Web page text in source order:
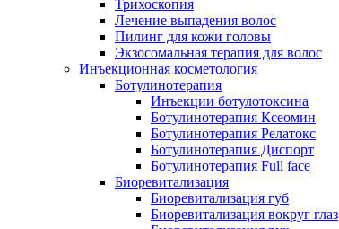
Трихоскопия
Лечение выпадения волос
Пилинг для кожи головы
Экзосомальная терапия для волос
Инъекционная косметология
Ботулинотерапия
Инъекции ботулотоксина
Ботулинотерапия Ксеомин
Ботулинотерапия Релатокс
Ботулинотерапия Диспорт
Ботулинотерапия Full face
Биоревитализация
Биоревитализация губ
Биоревитализация вокруг глаз